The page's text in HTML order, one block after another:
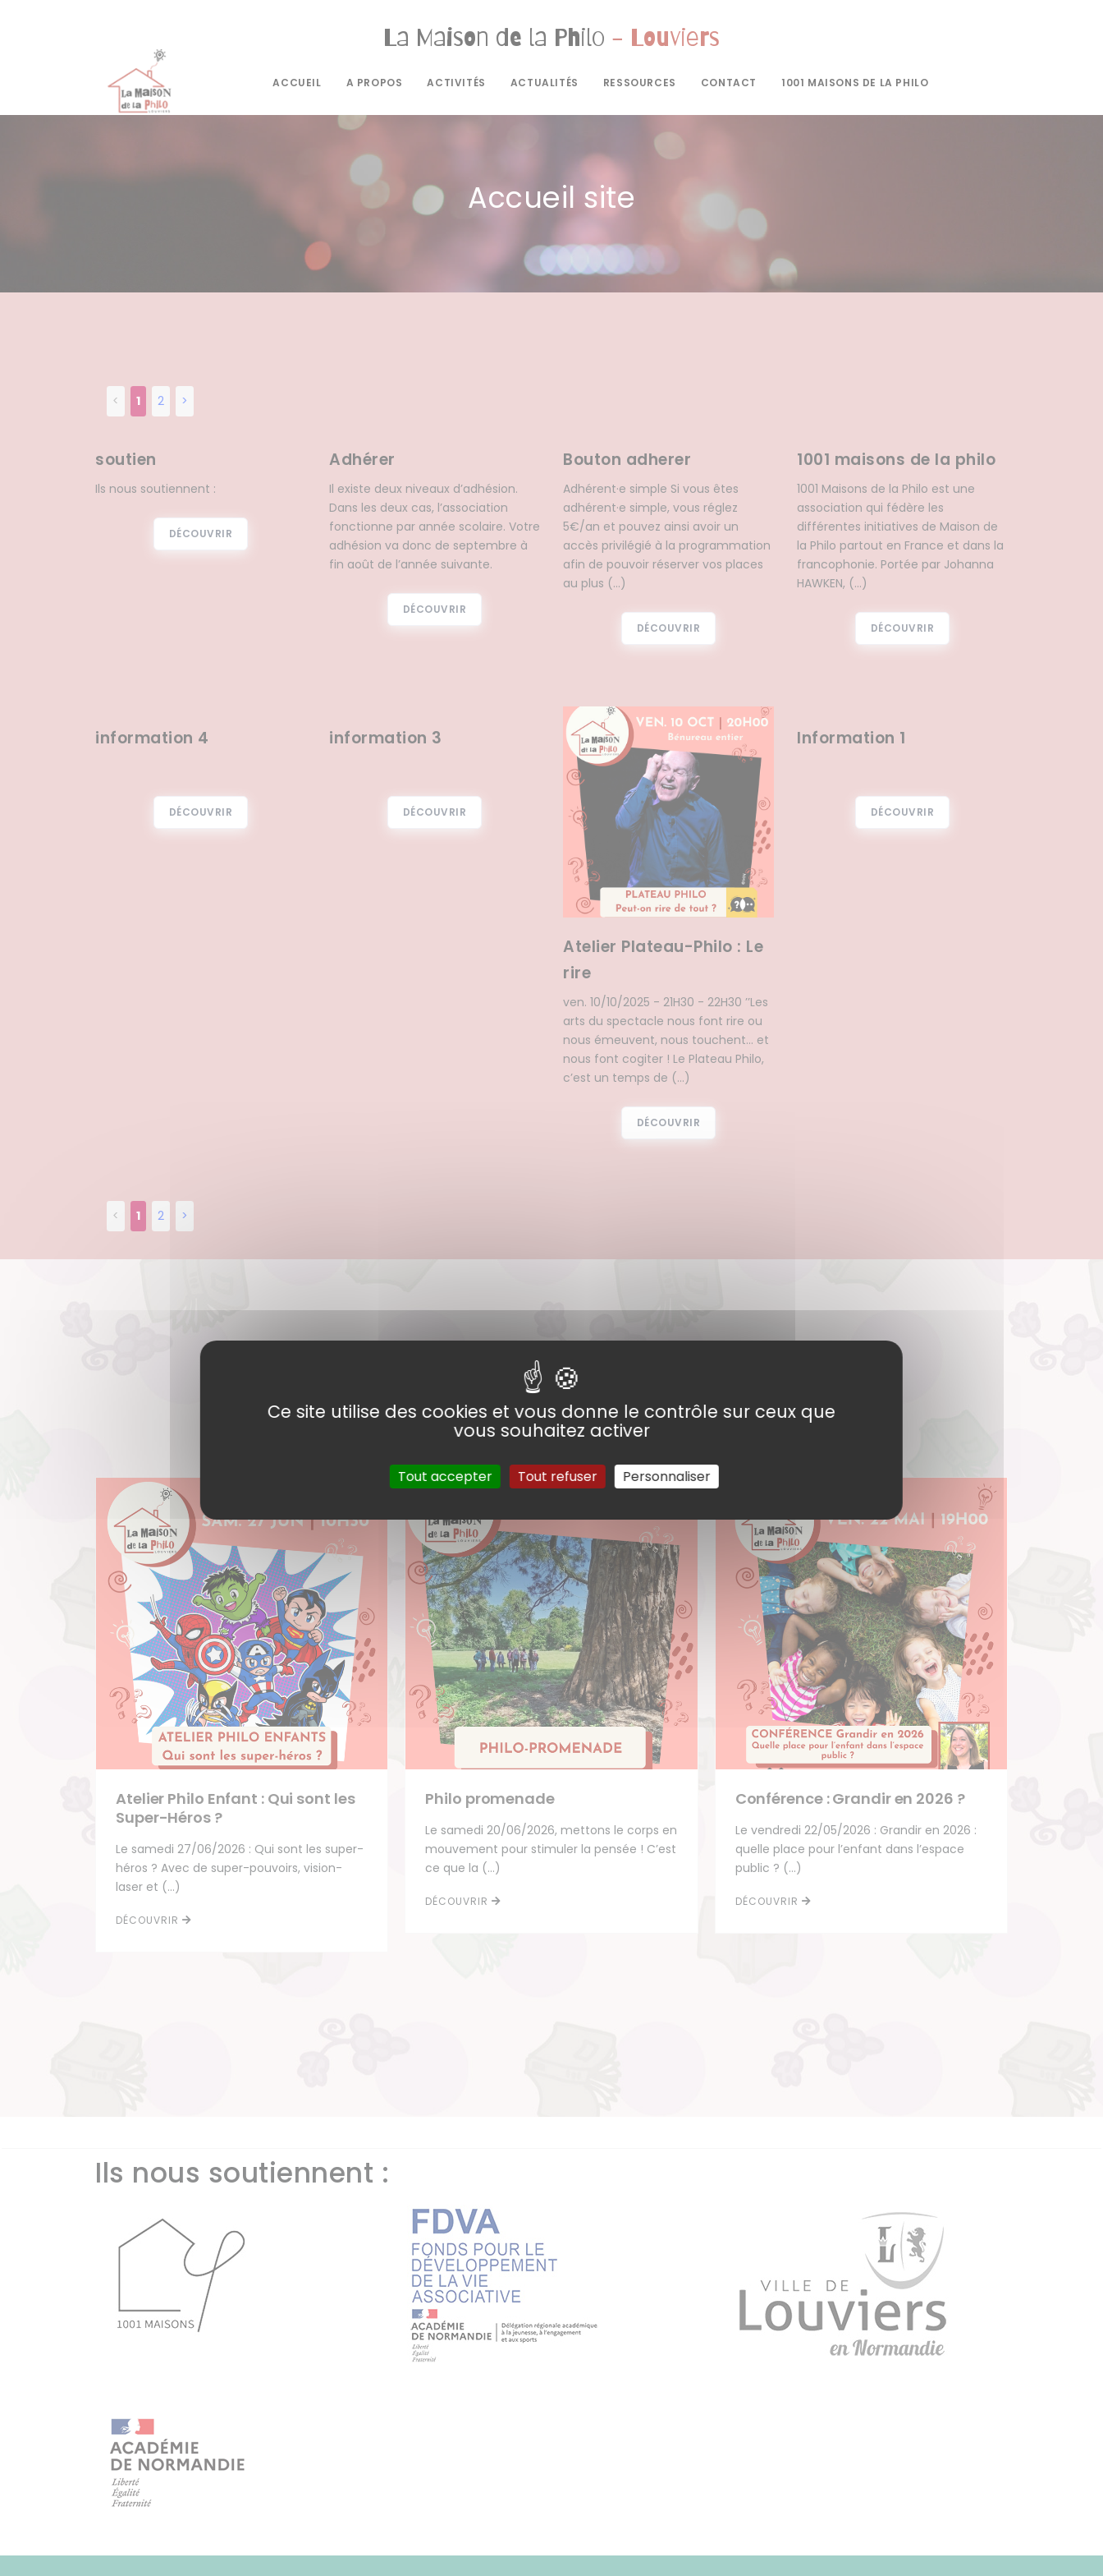
La Maison de la Philo - Louviers
ACCUEIL A PROPOS ACTIVITÉS ACTUALITÉS RESSOURCES CONTACT 1001 MAISONS DE LA PHILO
Accueil site
< 1 2 >
soutien
Ils nous soutiennent :
DÉCOUVRIR
Adhérer
Il existe deux niveaux d’adhésion.
Dans les deux cas, l’association
fonctionne par année scolaire. Votre
adhésion va donc de septembre à
fin août de l’année suivante.
DÉCOUVRIR
Bouton adherer
Adhérent·e simple Si vous êtes
adhérent·e simple, vous réglez
5€/an et pouvez ainsi avoir un
accès privilégié à la programmation
afin de pouvoir réserver vos places
au plus (…)
DÉCOUVRIR
1001 maisons de la philo
1001 Maisons de la Philo est une
association qui fédère les
différentes initiatives de Maison de
la Philo partout en France et dans la
francophonie. Portée par Johanna
HAWKEN, (…)
DÉCOUVRIR
information 4
DÉCOUVRIR
information 3
DÉCOUVRIR
Atelier Plateau-Philo : Le
rire
ven. 10/10/2025 - 21H30 - 22H30 ’’Les
arts du spectacle nous font rire ou
nous émeuvent, nous touchent... et
nous font cogiter ! Le Plateau Philo,
c’est un temps de (…)
DÉCOUVRIR
Information 1
DÉCOUVRIR
< 1 2 >
Actualités
Atelier Philo Enfant : Qui sont les
Super-Héros ?
Le samedi 27/06/2026 : Qui sont les super-
héros ? Avec de super-pouvoirs, vision-
laser et (…)
DÉCOUVRIR
Philo promenade
Le samedi 20/06/2026, mettons le corps en
mouvement pour stimuler la pensée ! C’est
ce que la (…)
DÉCOUVRIR
Conférence : Grandir en 2026 ?
Le vendredi 22/05/2026 : Grandir en 2026 :
quelle place pour l’enfant dans l’espace
public ? (…)
DÉCOUVRIR
Ils nous soutiennent :
Ce site utilise des cookies et vous donne le contrôle sur ceux que
vous souhaitez activer
Tout accepter Tout refuser Personnaliser